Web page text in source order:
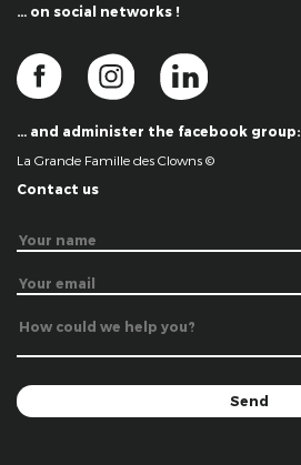
… on social networks !
… and administer the facebook group:
La Grande Famille des Clowns ©
Contact us